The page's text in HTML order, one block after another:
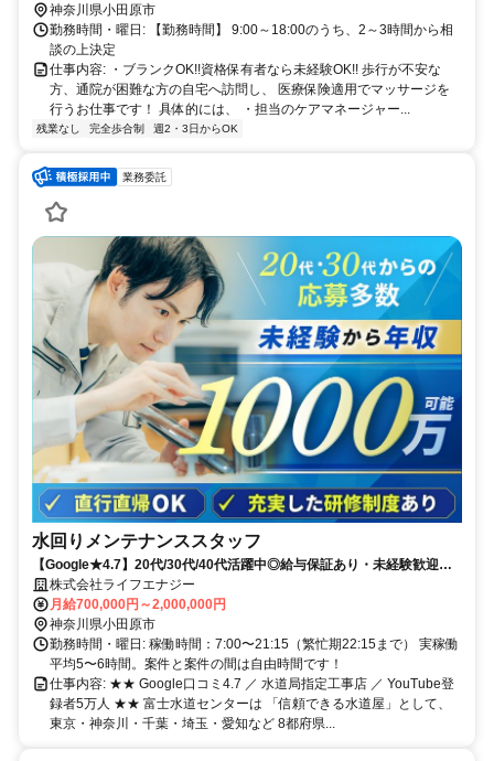
神奈川県小田原市
勤務時間・曜日: 【勤務時間】 9:00～18:00のうち、2～3時間から相
談の上決定
仕事内容: ・ブランクOK!!資格保有者なら未経験OK!! 歩行が不安な
方、通院が困難な方の自宅へ訪問し、 医療保険適用でマッサージを
行うお仕事です！ 具体的には、 ・担当のケアマネージャー...
残業なし 完全歩合制 週2・3日からOK
業務委託
水回りメンテナンススタッフ
【Google★4.7】20代/30代/40代活躍中◎給与保証あり・未経験歓迎！
免許だけでOK◎研修中も給与あり
株式会社ライフエナジー
月給700,000円～2,000,000円
神奈川県小田原市
勤務時間・曜日: 稼働時間：7:00〜21:15（繁忙期22:15まで） 実稼働
平均5〜6時間。案件と案件の間は自由時間です！
仕事内容: ★★ Google口コミ4.7 ／ 水道局指定工事店 ／ YouTube登
録者5万人 ★★ 富士水道センターは 「信頼できる水道屋」として、
東京・神奈川・千葉・埼玉・愛知など 8都府県...